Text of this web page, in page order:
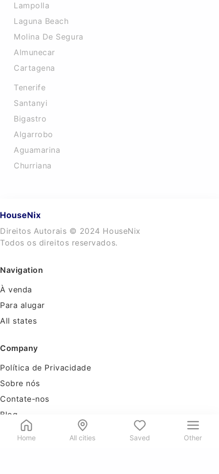
Home All cities Saved Other
Lampolla
Laguna Beach
Molina De Segura
Almunecar
Cartagena
Tenerife
Santanyi
Bigastro
Algarrobo
Aguamarina
Churriana
Direitos Autorais © 2024 HouseNix
Todos os direitos reservados.
Navigation
À venda
Para alugar
All states
Company
Política de Privacidade
Sobre nós
Contate-nos
Blog
Tools